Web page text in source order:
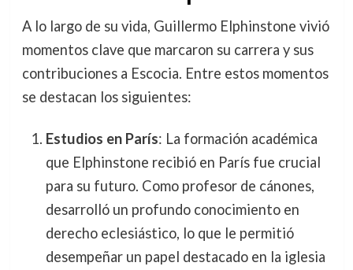
A lo largo de su vida, Guillermo Elphinstone vivió
momentos clave que marcaron su carrera y sus
contribuciones a Escocia. Entre estos momentos
se destacan los siguientes:
Estudios en París: La formación académica
que Elphinstone recibió en París fue crucial
para su futuro. Como profesor de cánones,
desarrolló un profundo conocimiento en
derecho eclesiástico, lo que le permitió
desempeñar un papel destacado en la iglesia